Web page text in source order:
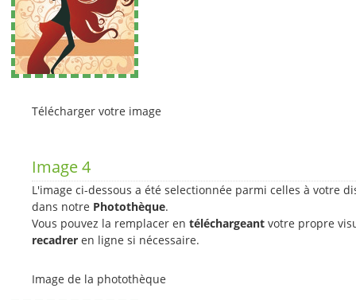
Télécharger votre image
Image 4
L'image ci-dessous a été selectionnée parmi celles à votre
dans notre Photothèque.
Vous pouvez la remplacer en téléchargeant votre propre
recadrer en ligne si nécessaire.
Image de la photothèque